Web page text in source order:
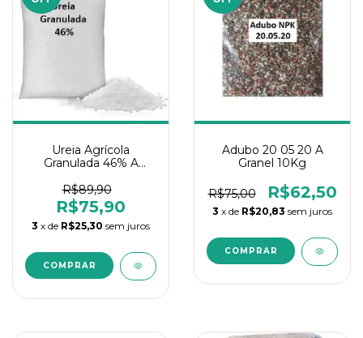
Ureia Agrícola
Granulada 46% A
R$89,90
R$75,90
3 x de R$25,30 sem juros
Adubo 20 05 20 A
Granel 10Kg
R$75,00 R$62,50
3 x de R$20,83 sem juros